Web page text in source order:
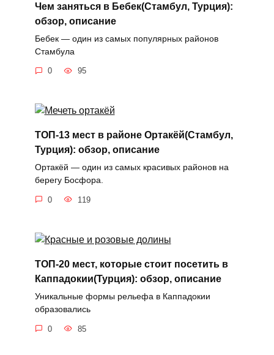
Чем заняться в Бебек(Стамбул, Турция):
обзор, описание
Бебек — один из самых популярных районов
Стамбула
0 95
ТОП-13 мест в районе Ортакёй(Стамбул,
Турция): обзор, описание
Ортакёй — один из самых красивых районов на
берегу Босфора.
0 119
ТОП-20 мест, которые стоит посетить в
Каппадокии(Турция): обзор, описание
Уникальные формы рельефа в Каппадокии
образовались
0 85